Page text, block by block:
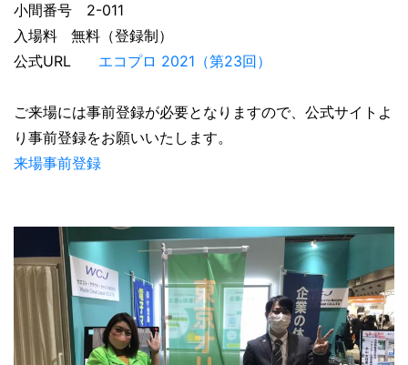
小間番号 2-011
入場料 無料（登録制）
公式URL エコプロ 2021（第23回）
ご来場には事前登録が必要となりますので、公式サイトよ
り事前登録をお願いいたします。
来場事前登録